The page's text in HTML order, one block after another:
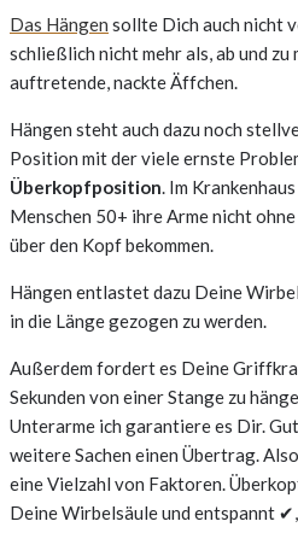
Das Hängen sollte Dich auch nicht
schließlich nicht mehr als, ab und zu
auftretende, nackte Äffchen.
Hängen steht auch dazu noch
Position mit der viele ernste
Überkopfposition. Im
Menschen 50+ ihre Arme nicht
über den Kopf bekommen.
Hängen entlastet dazu Deine
in die Länge gezogen zu werden.
Außerdem fordert es Deine
Sekunden von einer Stange zu
Unterarme ich garantiere es Dir.
weitere Sachen einen Übertrag.
eine Vielzahl von Faktoren.
Deine Wirbelsäule und entspannt